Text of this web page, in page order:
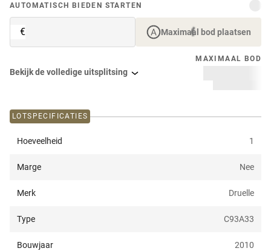
AUTOMATISCH BIEDEN STARTEN
€ Maximaal bod plaatsen
MAXIMAAL BOD
Bekijk de volledige uitsplitsing
LOTSPECIFICATIES
Hoeveelheid 1
Marge Nee
Merk Druelle
Type C93A33
Bouwjaar 2010